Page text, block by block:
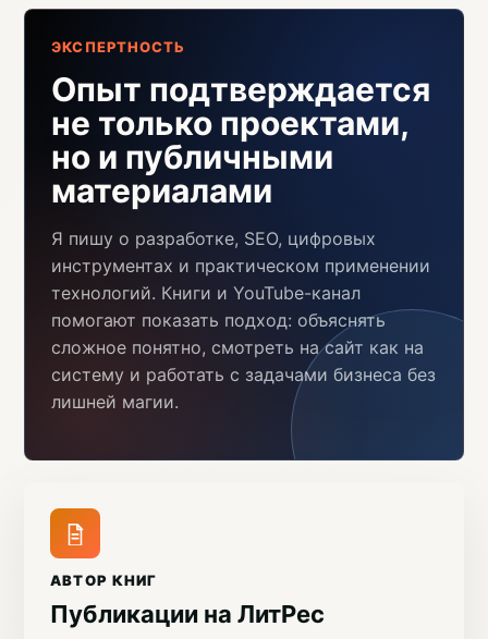
ЭКСПЕРТНОСТЬ
Опыт подтверждается
не только проектами,
но и публичными
материалами
Я пишу о разработке, SEO, цифровых
инструментах и практическом применении
технологий. Книги и YouTube-канал
помогают показать подход: объяснять
сложное понятно, смотреть на сайт как на
систему и работать с задачами бизнеса без
лишней магии.
АВТОР КНИГ
Публикации на ЛитРес